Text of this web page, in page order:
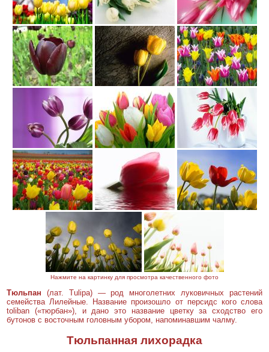
Нажмите на картинку для просмотра качественного фото
Тюльпан (лат. Tulipa) — род многолетних луковичных растений
семейства Лилейные. Название произошло от персидс кого слова
toliban («тюрбан»), и дано это название цветку за сходство его
бутонов с восточным головным убором, напоминавшим чалму.
Тюльпанная лихорадка